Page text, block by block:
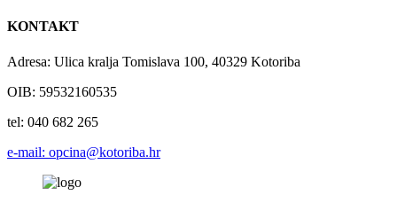
KONTAKT
Adresa: Ulica kralja Tomislava 100, 40329 Kotoriba
OIB: 59532160535
tel: 040 682 265
e-mail: opcina@kotoriba.hr